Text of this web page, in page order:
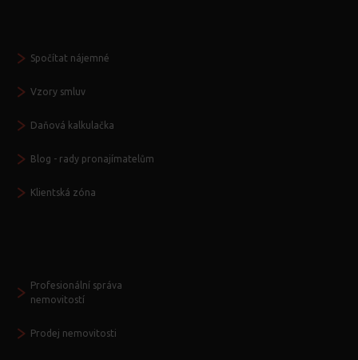
Spočítat nájemné
Vzory smluv
Daňová kalkulačka
Blog - rady pronajímatelům
Klientská zóna
Profesionální správa
nemovitostí
Prodej nemovitosti